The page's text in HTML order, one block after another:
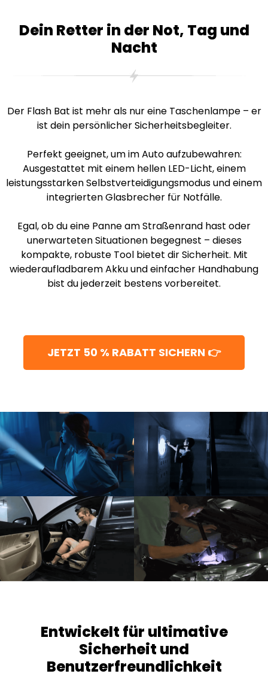
Dein Retter in der Not, Tag und
Nacht
Der Flash Bat ist mehr als nur eine Taschenlampe – er
ist dein persönlicher Sicherheitsbegleiter.
Perfekt geeignet, um im Auto aufzubewahren:
Ausgestattet mit einem hellen LED-Licht, einem
leistungsstarken Selbstverteidigungsmodus und einem
integrierten Glasbrecher für Notfälle.
Egal, ob du eine Panne am Straßenrand hast oder
unerwarteten Situationen begegnest – dieses
kompakte, robuste Tool bietet dir Sicherheit. Mit
wiederaufladbarem Akku und einfacher Handhabung
bist du jederzeit bestens vorbereitet.
JETZT 50 % RABATT SICHERN 👉
Entwickelt für ultimative
Sicherheit und
Benutzerfreundlichkeit